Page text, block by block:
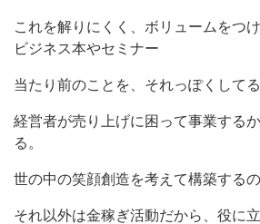
これを解りにくく、ボリュームをつ
ビジネス本やセミナー
当たり前のことを、それっぽくしてる
経営者が売り上げに困って事業する
る。
世の中の笑顔創造を考えて構築する
それ以外は金稼ぎ活動だから、役に立